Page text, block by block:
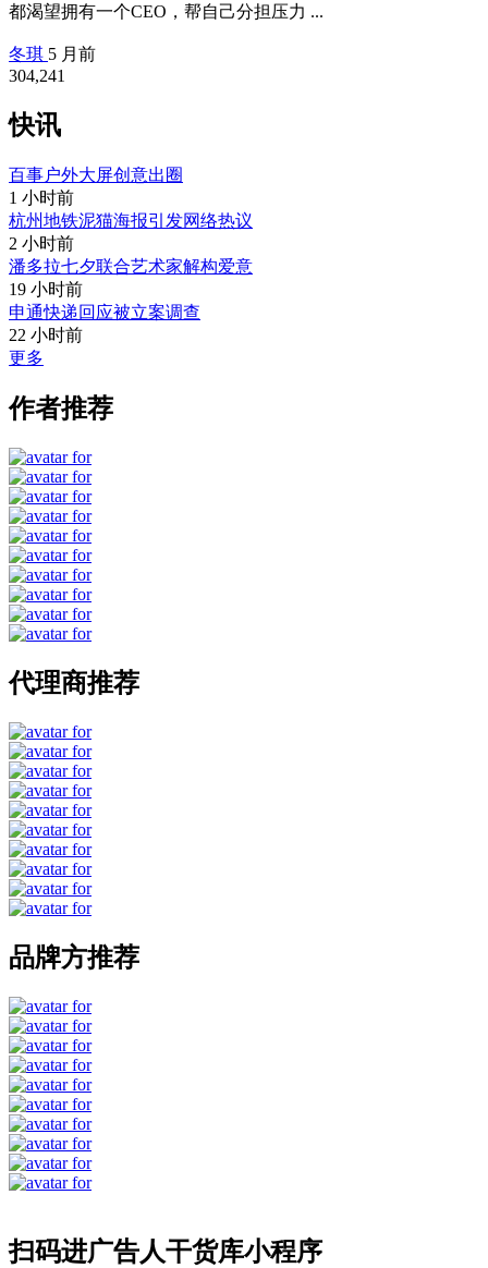
都渴望拥有一个CEO，帮自己分担压力 ...
冬琪 5 月前
304,241
快讯
百事户外大屏创意出圈
1 小时前
杭州地铁泥猫海报引发网络热议
2 小时前
潘多拉七夕联合艺术家解构爱意
19 小时前
申通快递回应被立案调查
22 小时前
更多
作者推荐
代理商推荐
品牌方推荐
扫码进广告人干货库小程序